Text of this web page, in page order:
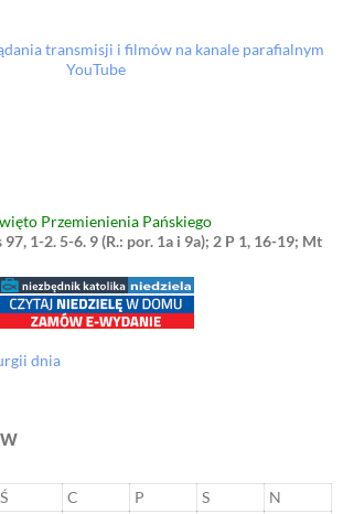
transmisji i filmów na kanale parafialnym
YouTube
Przemienienia Pańskiego
1-2. 5-6. 9 (R.: por. 1a i 9a); 2 P 1, 16-19; Mt
dnia
Ś C P S
N